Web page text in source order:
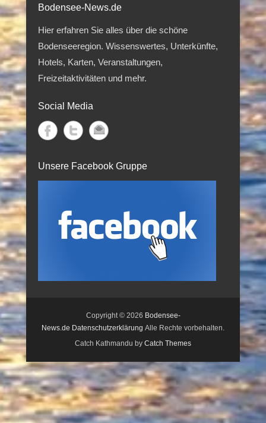
Bodensee-News.de
Hier erfahren Sie alles über die schöne
Bodenseeregion. Wissenswertes, Unterkünfte,
Hotels, Karten, Veranstaltungen,
Freizeitaktivitäten und mehr.
Social Media
Unsere Facebook Gruppe
Copyright © 2026 Bodensee-
News.de Datenschutzerklärung Alle Rechte vorbehalten.
Catch Kathmandu by Catch Themes